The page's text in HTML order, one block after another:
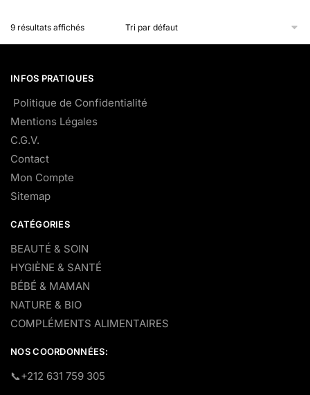
9 résultats affichés
INFOS PRATIQUES
Politique de Confidentialité
Mentions Légales
C.G.V.
Contact
Mon Compte
Sitemap
CATÉGORIES
BEAUTÉ & SOIN
HYGIÈNE & SANTÉ
BÉBÉ & MAMAN
NATURE & BIO
COMPLÉMENTS ALIMENTAIRES
NOS COORDONNÉES:
​📞+212 631 759 305